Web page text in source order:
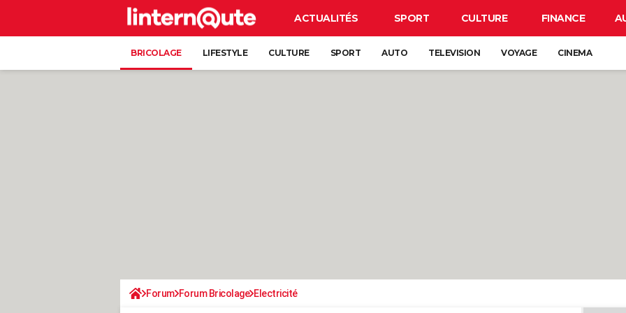
ACTUALITÉS SPORT CULTURE FINANCE
BRICOLAGE LIFESTYLE CULTURE SPORT AUTO TELEVISION VOYAGE CINEMA
Forum Forum Bricolage Electricité